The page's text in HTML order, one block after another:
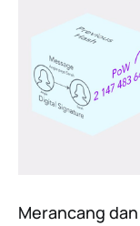
Merancang